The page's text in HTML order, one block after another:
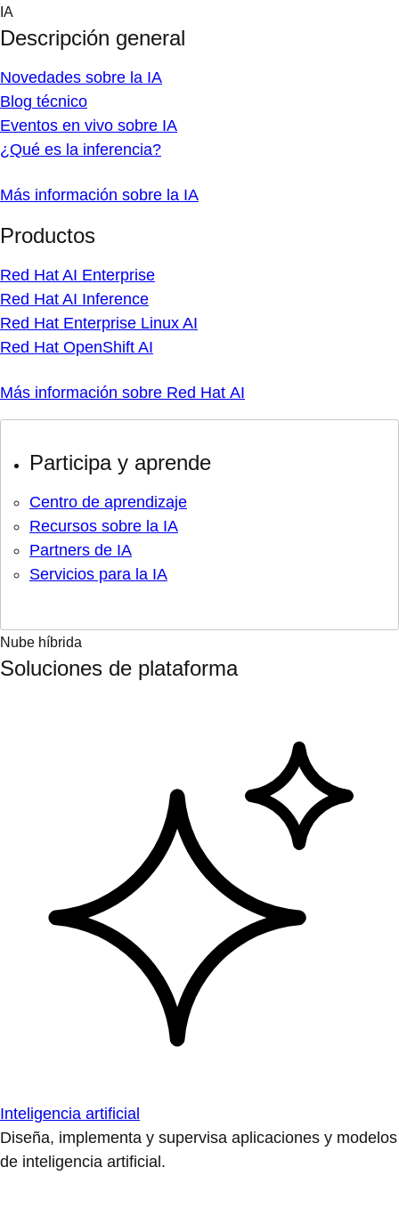
Skip
content
IA
Descripción general
Novedades sobre la IA
Blog técnico
Eventos en vivo sobre IA
¿Qué es la inferencia?
Más información sobre la IA
Productos
Red Hat AI Enterprise
Red Hat AI Inference
Red Hat Enterprise Linux AI
Red Hat OpenShift AI
Más información sobre Red Hat AI
Participa y aprende
Centro de aprendizaje
Recursos sobre la IA
Partners de IA
Servicios para la IA
Nube híbrida
Soluciones de plataforma
Inteligencia artificial
Diseña, implementa y supervisa aplicaciones y modelos
de inteligencia artificial.